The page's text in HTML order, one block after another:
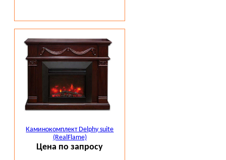
Каминокомплект Delphy suite
(RealFlame)
Цена по запросу